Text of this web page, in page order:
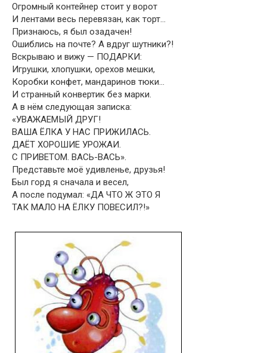
Огромный контейнер стоит у ворот
И лентами весь перевязан, как торт…
Признаюсь, я был озадачен!
Ошиблись на почте? А вдруг шутники?!
Вскрываю и вижу — ПОДАРКИ:
Игрушки, хлопушки, орехов мешки,
Коробки конфет, мандаринов тюки…
И странный конвертик без марки.
А в нём следующая записка:
«УВАЖАЕМЫЙ ДРУГ!
ВАША ЁЛКА У НАС ПРИЖИЛАСЬ.
ДАЁТ ХОРОШИЕ УРОЖАИ.
С ПРИВЕТОМ. ВАСЬ-ВАСЬ».
Представьте моё удивленье, друзья!
Был горд я сначала и весел,
А после подумал: «ДА ЧТО Ж ЭТО Я
ТАК МАЛО НА ЁЛКУ ПОВЕСИЛ?!»